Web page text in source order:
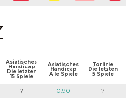
Asiatisches
Handicap
Die letzten
15 Spiele
Asiatisches
Handicap
Alle Spiele
Torlinie
Die letzten
5 Spiele
? 0.90 ?